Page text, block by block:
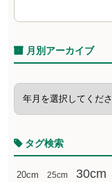
月別アーカイブ
タグ検索
20cm 25cm 30cm